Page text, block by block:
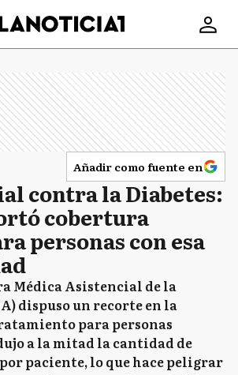
Añadir como fuente en
contra la Diabetes:
cobertura
personas con esa
Médica Asistencial de la
dispuso un recorte en la
para personas
a la mitad la cantidad de
paciente, lo que hace peligrar